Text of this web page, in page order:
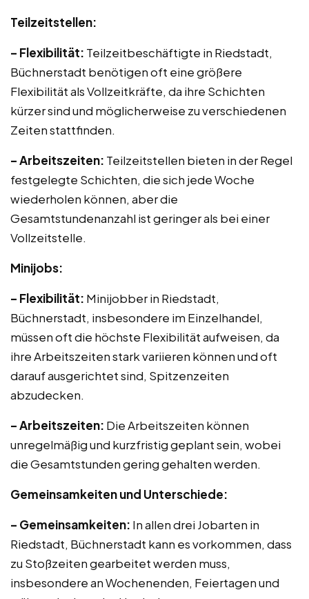
Teilzeitstellen:
– Flexibilität: Teilzeitbeschäftigte in Riedstadt,
Büchnerstadt benötigen oft eine größere
Flexibilität als Vollzeitkräfte, da ihre Schichten
kürzer sind und möglicherweise zu verschiedenen
Zeiten stattfinden.
– Arbeitszeiten: Teilzeitstellen bieten in der Regel
festgelegte Schichten, die sich jede Woche
wiederholen können, aber die
Gesamtstundenanzahl ist geringer als bei einer
Vollzeitstelle.
Minijobs:
– Flexibilität: Minijobber in Riedstadt,
Büchnerstadt, insbesondere im Einzelhandel,
müssen oft die höchste Flexibilität aufweisen, da
ihre Arbeitszeiten stark variieren können und oft
darauf ausgerichtet sind, Spitzenzeiten
abzudecken.
– Arbeitszeiten: Die Arbeitszeiten können
unregelmäßig und kurzfristig geplant sein, wobei
die Gesamtstunden gering gehalten werden.
Gemeinsamkeiten und Unterschiede:
– Gemeinsamkeiten: In allen drei Jobarten in
Riedstadt, Büchnerstadt kann es vorkommen, dass
zu Stoßzeiten gearbeitet werden muss,
insbesondere an Wochenenden, Feiertagen und